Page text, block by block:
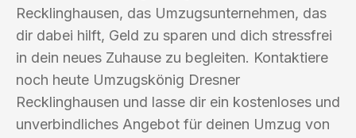
Recklinghausen, das Umzugsunternehmen, das
dir dabei hilft, Geld zu sparen und dich stressfrei
in dein neues Zuhause zu begleiten. Kontaktiere
noch heute Umzugskönig Dresner
Recklinghausen und lasse dir ein kostenloses und
unverbindliches Angebot für deinen Umzug von